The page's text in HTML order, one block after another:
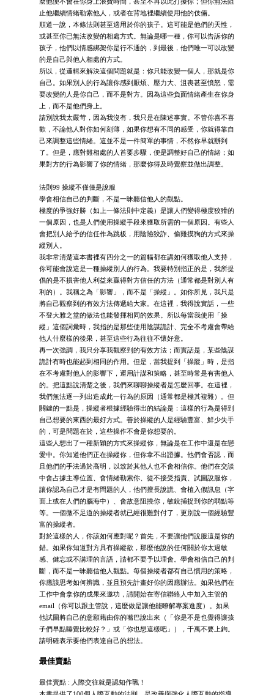
止他繼續情緒勒索他人，或者在背地裡繼續使用他的伎倆。
順道一說，本條法則甚至適用於你的孩子。這可能是他們的天性，
或甚至你已無法改變的相處方式。無論是哪一種，你可以告訴你的
孩子，他們以情感綁架你是行不通的，到最後，他們唯一可以改變
的是自己與他人相處的方式。
所以，從邏輯來解決這個問題就是：你只能改變一個人，那就是你
自己。如果別人的行為讓你感到厭煩、壓力大、沮喪甚至憤怒，需
要改變的人是你自己，而不是對方。因為這些負面情緒產生在你身
上，而不是他們身上。
請別說我太嚴苛，因為我沒有，我只是在陳述事實。不管你喜不喜
歡，不論他人對你如何刻薄，如果你想有不同的感受，你就得靠自
己來調整這些情緒。這並不是一件簡單的事情，不然你早就辦到
了。但是，應對難相處的人首要步驟，便是調整好自己的情緒；如
果對方的行為影響了你的情緒，那麼你得及時覺察並做出調整。
法則99 操縱不僅僅是說服
學會相信自己的判斷，不是一昧聽信他人的觀點。
極度的爭強好勝（如上一條法則中定義）是讓人們變得極度狡猾的
一個原因，也是人們使用操縱手段來獲取所需的一個原因。有些人
會把別人給予的信任作為跳板，用陰險狡詐、偷雞摸狗的方式來操
縱別人。
我非常清楚這本書裡有四分之一的篇幅都在講如何獲取他人支持，
你可能會說這是一種操縱別人的行為。我要特別指正的是，我所提
倡的是不損害他人利益來贏得對方信任的方法（通常都是對別人有
利的）。我稱之為「影響」，而不是「操縱」。如你所見，我只是
將自己觀察到的有效方法傳遞給大家。在這裡，我得說實話，一些
不登大雅之堂的做法也能發揮相同的效果。所以每當我使用「操
縱」這個詞彙時，我指的是那些使用陰謀詭計、完全不考慮會帶給
他人什麼樣的後果，甚至這些行為往往不懷好意。
再一次強調，我只分享我觀察到的有效方法；而實話是，某些陰謀
詭計有時也能起到相同的作用。但是，當我提到「操蹤」時，是指
在不考慮對他人的影響下，運用計謀和策略，甚至時常是有害他人
的。把這點說清楚之後，我們來聊聊操縱者是怎麼回事。在這裡，
我們無法逐一列出造成此一行為的原因（通常都是極其複雜）。但
關鍵的一點是，操縱者根據經驗得出的結論是：這樣的行為是得到
自己想要的東西的最好方式。善於操縱的人是經驗豐富、鮮少失手
的，可是問題在於，這些操作不會是你想要的。
這些人想出了一種新穎的方式來操縱你，無論是在工作中還是在戀
愛中。你知道他們正在操縱你，但你拿不出證據。他們會否認，而
且他們的手法過於高明，以致於其他人也不會相信你。他們在交談
中會占據主導位置、會情緒勒索你、從不接受指責、試圖說服你，
讓你認為自己才是有問題的人，他們擅長說謊、會植入假訊息（字
面上或在人們的腦海中）、會故意阻撓你，敏銳捕捉到你的弱點等
等。一個微不足道的操縱者就已經很難對付了，更別說一個經驗豐
富的操縱者。
對於這樣的人，你該如何應對呢？首先，不要讓他們說服這是你的
錯。如果你知道對方具有操縱欲，那麼他說的任何關於你太過敏
感、健忘或不講理的言語，請都不要予以理會。學會相信自己的判
斷，而不是一昧聽信他人觀點。每個操縱者都有自己慣用的策略，
你應該思考如何辨識，並且預先計畫好你的因應辦法。如果他們在
工作中會拿你的成果來邀功，請開始在寄信聯絡人中加入主管的
email（你可以跟主管說，這麼做是讓他能瞭解專案進度）。如果
他試圖將自己的意願藉由你的嘴巴說出來（「你是不是也覺得讓孩
子們早點睡覺比較好？」或「你也想這樣吧」），千萬不要上鉤。
請明確表示要他們表達自己的想法。
最佳賣點
最佳賣點 : 人際交往就是認知作戰！
本書提供了100個人際互動的法則，是改善與強化人際互動的指導